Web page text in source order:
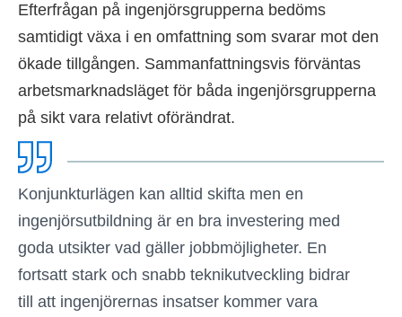
Efterfrågan på ingenjörsgrupperna bedöms
samtidigt växa i en omfattning som svarar mot den
ökade tillgången. Sammanfattningsvis förväntas
arbetsmarknadsläget för båda ingenjörsgrupperna
på sikt vara relativt oförändrat.
Konjunkturlägen kan alltid skifta men en
ingenjörsutbildning är en bra investering med
goda utsikter vad gäller jobbmöjligheter. En
fortsatt stark och snabb teknikutveckling bidrar
till att ingenjörernas insatser kommer vara